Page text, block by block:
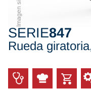
SERIE847
Rueda